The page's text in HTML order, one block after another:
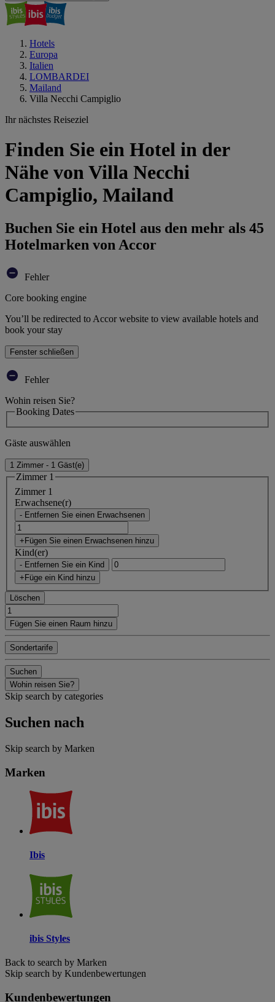
Hotels
Europa
Italien
LOMBARDEI
Mailand
Villa Necchi Campiglio
Ihr nächstes Reiseziel
Finden Sie ein Hotel in der
Nähe von Villa Necchi
Campiglio, Mailand
Buchen Sie ein Hotel aus den mehr als 45
Hotelmarken von Accor
Fehler
Core booking engine
You’ll be redirected to Accor website to view available hotels and
book your stay
Fenster schließen
Fehler
Wohin reisen Sie?
Booking Dates
Gäste auswählen
1 Zimmer - 1 Gäst(e)
Zimmer 1
Zimmer 1
Erwachsene(r)
- Entfernen Sie einen Erwachsenen
+Fügen Sie einen Erwachsenen hinzu
Kind(er)
- Entfernen Sie ein Kind
+Füge ein Kind hinzu
Löschen
Fügen Sie einen Raum hinzu
Sondertarife
Suchen
Wohin reisen Sie?
Skip search by categories
Suchen nach
Skip search by Marken
Marken
Ibis
ibis Styles
Back to search by Marken
Skip search by Kundenbewertungen
Kundenbewertungen